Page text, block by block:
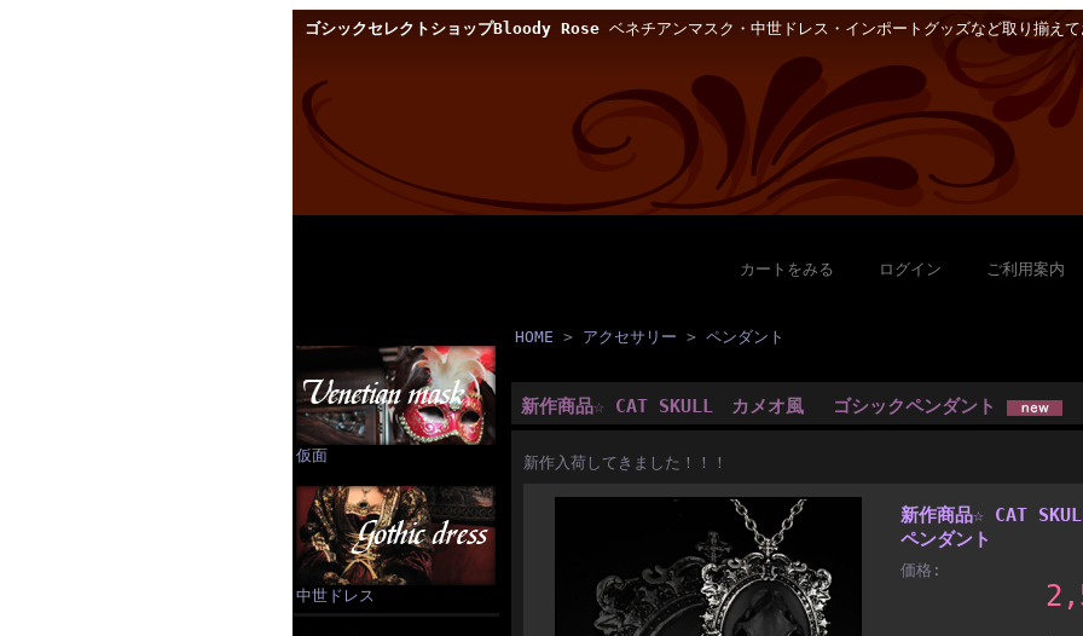
ゴシックセレクトショップBloody Roseベネチアンマスク・中世ドレス・インポートグッズなど取り揃えて
カートをみる ログイン ご利用案内
仮面
中世ドレス
HOME > アクセサリー > ペンダント
新作商品☆ CAT SKULL カメオ風 ゴシックペンダント
新作入荷してきました！！！
新作商品☆ CAT
ペンダント
価格: